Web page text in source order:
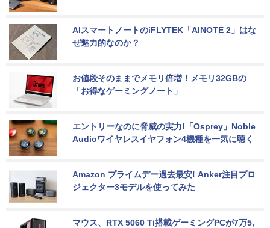
AIスマートノートのiFLYTEK「AINOTE 2」はな
ぜ魅力的なのか？
お値段そのままでメモリ倍増！メモリ32GBの
「お得なゲーミングノート」
エントリーなのに脅威の実力!「Osprey」Noble
Audioワイヤレスイヤフォン4機種を一気に聴く
Amazon プライムデー過去最安! Anker注目プロ
ジェクター3モデルを使ってみた
マウス、RTX 5060 Ti搭載ゲーミングPCが7万5,